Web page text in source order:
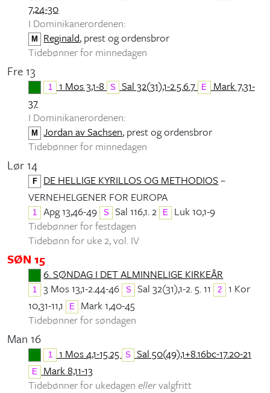
7,24-30
I Dominikanerordenen:
M Reginald, prest og ordensbror
Tidebønner for minnedagen
Fre 13
1 1 Mos 3,1-8 S Sal 32(31),1-2.5.6.7 E Mark 7,31-
37
I Dominikanerordenen:
M Jordan av Sachsen, prest og ordensbror
Tidebønner for minnedagen
Lør 14
F DE HELLIGE KYRILLOS OG METHODIOS –
VERNEHELGENER FOR EUROPA
1 Apg 13,46-49 S Sal 116,1. 2 E
Luk 10,1-9
Tidebønner for festdagen
Tidebønn for uke 2, vol. IV
SØN 15
6. SØNDAG I DET ALMINNELIGE KIRKEÅR
1 3 Mos 13,1-2.44-46 S Sal 32(31),1-2. 5. 11 2
1 Kor
10,31-11,1
E
Mark 1,40-45
Tidebønner for søndagen
Man 16
1 1 Mos 4,1-15.25 S Sal 50(49),1+8.16bc-17.20-21
E
Mark 8,11-13
Tidebønner for ukedagen ellervalgfritt